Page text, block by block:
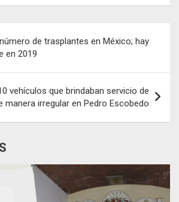
de trasplantes en México; hay
en 2019
vehículos que brindaban servicio de
manera irregular en Pedro Escobedo